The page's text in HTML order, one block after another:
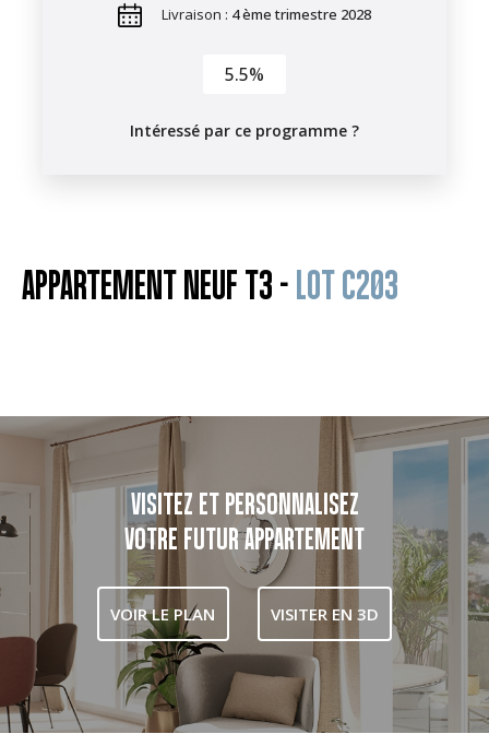
Livraison : 4 ème trimestre 2028
5.5%
Intéressé par ce programme ?
APPARTEMENT NEUF T3 - LOT C203
VISITEZ ET PERSONNALISEZ
VOTRE FUTUR APPARTEMENT
VOIR LE PLAN VISITER EN 3D